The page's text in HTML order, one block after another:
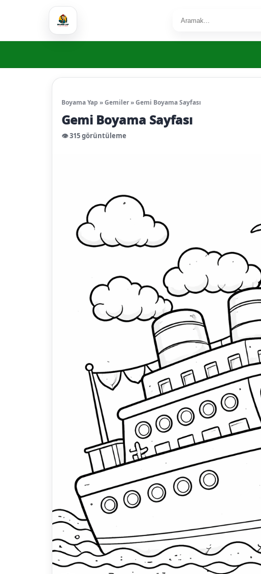
Boyama Yap »Gemiler»Gemi Boyama Sayfası
Gemi Boyama Sayfası
👁️ 315 görüntüleme